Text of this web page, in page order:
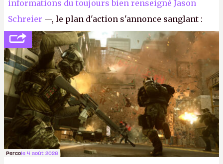
informations du toujours bien renseigné Jason
Schreier —, le plan d'action s'annonce sanglant :
réductions de coûts drastiques, fermetures de
studios et licenciements massifs. En gros, essorer
FCetBattlefield, puis virer le reste.P.
Percole 4 août 2026